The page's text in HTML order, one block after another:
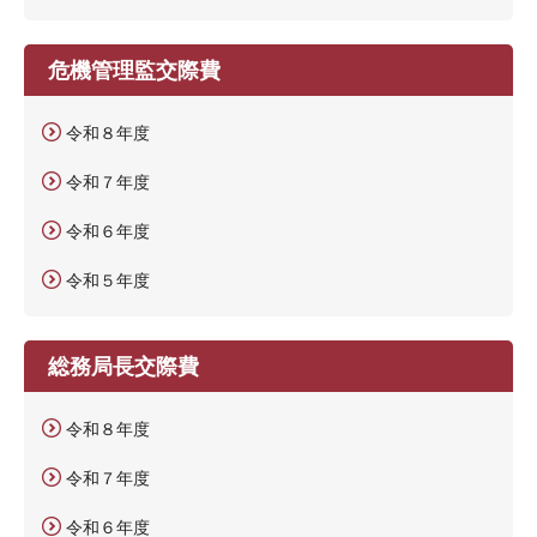
危機管理監交際費
令和８年度
令和７年度
令和６年度
令和５年度
総務局長交際費
令和８年度
令和７年度
令和６年度